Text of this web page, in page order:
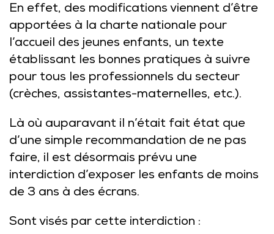
En effet, des modifications viennent d’être
apportées à la charte nationale pour
l’accueil des jeunes enfants, un texte
établissant les bonnes pratiques à suivre
pour tous les professionnels du secteur
(crèches, assistantes-maternelles, etc.).
Là où auparavant il n’était fait état que
d’une simple recommandation de ne pas
faire, il est désormais prévu une
interdiction d’exposer les enfants de moins
de 3 ans à des écrans.
Sont visés par cette interdiction :